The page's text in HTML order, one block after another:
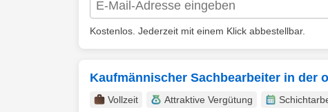
Kostenlos. Jederzeit mit einem Klick abbestellbar.
Kaufmännischer Sachbearbeiter in der
Vollzeit Attraktive Vergütung